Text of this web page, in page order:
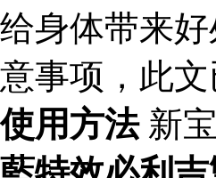
给身体带来
意事项，此
使用方法新